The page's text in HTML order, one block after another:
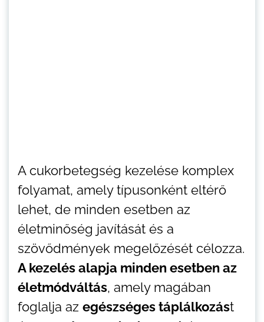
A cukorbetegség kezelése komplex
folyamat, amely típusonként eltérő
lehet, de minden esetben az
életminőség javítását és a
szövődmények megelőzését célozza.
A kezelés alapja minden esetben az
életmódváltás, amely magában
foglalja az egészséges táplálkozást